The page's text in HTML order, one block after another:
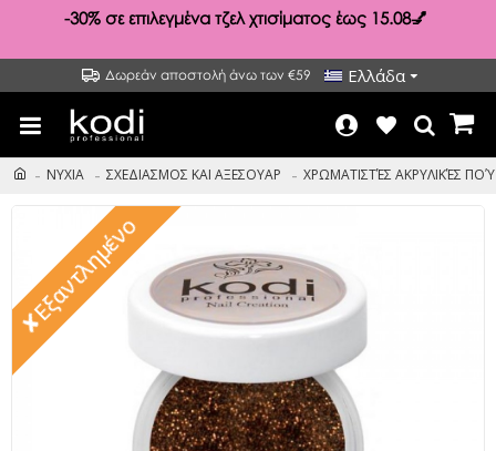
-30% σε επιλεγμένα τζελ χτισίματος έως 15.08💅
Δωρεάν αποστολή άνω των €59 Ελλάδα
ΝΥΧΙΑ ΣΧΕΔΙΑΣΜΟΣ ΚΑΙ ΑΞΕΣΟΥΑΡ ΧΡΩΜΑΤΙΣΤΈΣ ΑΚΡΥΛΙΚΈΣ
✘Εξαντλημένο